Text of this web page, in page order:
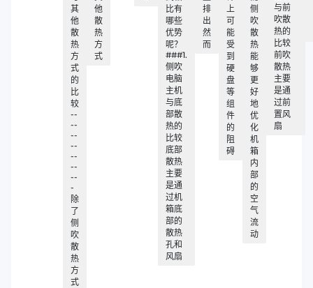
其
他
散
热
方
式
的
比
较
--
--
--
--
--
--
--
-
除
了
侧
吹
散
热
方
式
他
散
热
方
式
比有
哪些
优势
呢？
###1.
侧吹
电脑
主机
与底
部散
热的
比较
底部
散热
主要
是通
过机
箱底
部的
散热
孔和
风扇
排
出
然
而
上
可
能
受
到
硬
盘
等
组
件
的
阻
碍
侧
吹
散
热
能
够
更
好
地
优
化
机
箱
内
部
的
空
气
流
动
与前
吹散
热的
比较
前吹
散热
主要
是通
过前
置风
扇